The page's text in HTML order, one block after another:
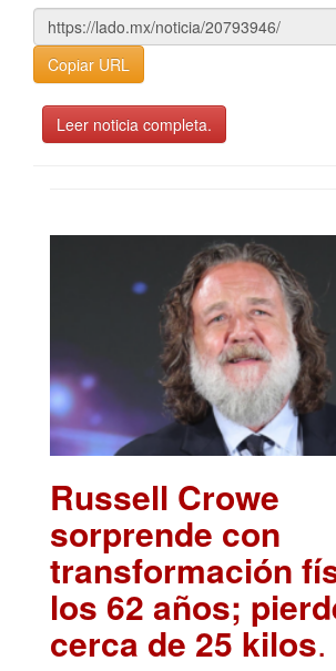
Copiar URL
Leer noticia completa.
Russell Crowe
sorprende con
transformación
los 62 años;
cerca de 25 kilos